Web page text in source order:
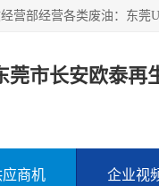
莞市长安欧泰再
应商机 企业视